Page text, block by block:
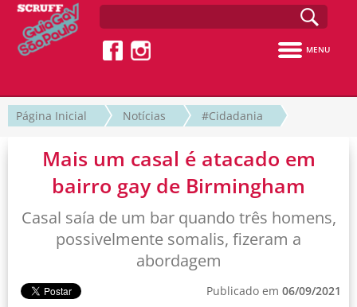
MENU
Página Inicial Notícias #Cidadania
Mais um casal é atacado em
bairro gay de Birmingham
Casal saía de um bar quando três homens,
possivelmente somalis, fizeram a
abordagem
Publicado em 06/09/2021